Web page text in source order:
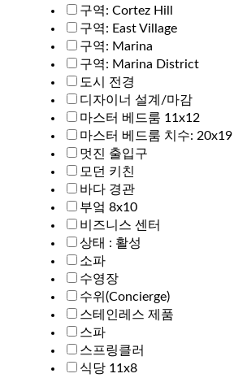
구역: Cortez Hill
구역: East Village
구역: Marina
구역: Marina District
도시 전경
디자이너 설계/마감
마스터 베드룸 11x12
마스터 베드룸 치수: 20x19
멋진 출입구
모던 키친
바다 경관
부엌 8x10
비즈니스 센터
상태 : 활성
소파
수영장
수위(Concierge)
스테인레스 제품
스파
스프링클러
식당 11x8